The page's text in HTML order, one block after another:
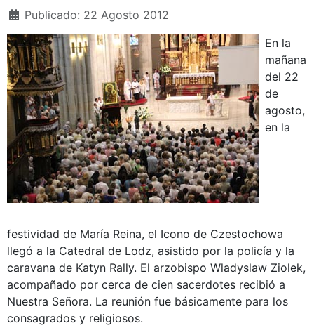
Publicado: 22 Agosto 2012
En la
mañana
del 22
de
agosto,
en la
festividad de María Reina, el Icono de Czestochowa
llegó a la Catedral de Lodz, asistido por la policía y la
caravana de Katyn Rally. El arzobispo Wladyslaw Ziolek,
acompañado por cerca de cien sacerdotes recibió a
Nuestra Señora. La reunión fue básicamente para los
consagrados y religiosos.